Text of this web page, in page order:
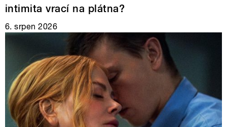
intimita vrací na plátna?
6. srpen 2026